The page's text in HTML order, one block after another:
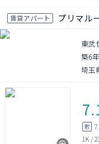
賃貸アパート プリマル
東武
築6年
埼玉
敷
1K /